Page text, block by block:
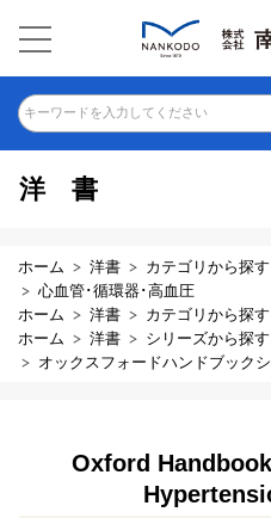
キーワードを入力してください
洋書
ホーム 洋書 カテゴリから探す
心血管･循環器･高血圧
ホーム
洋書 カテゴリから探す
ホーム
洋書 シリーズから探す
オックスフォードハンドブック
Oxford